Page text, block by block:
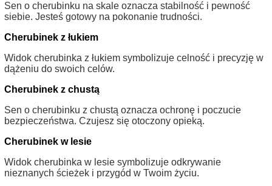
Sen o cherubinku na skale oznacza stabilność i pewność
siebie. Jesteś gotowy na pokonanie trudności.
Cherubinek z łukiem
Widok cherubinka z łukiem symbolizuje celność i precyzję w
dążeniu do swoich celów.
Cherubinek z chustą
Sen o cherubinku z chustą oznacza ochronę i poczucie
bezpieczeństwa. Czujesz się otoczony opieką.
Cherubinek w lesie
Widok cherubinka w lesie symbolizuje odkrywanie
nieznanych ścieżek i przygód w Twoim życiu.